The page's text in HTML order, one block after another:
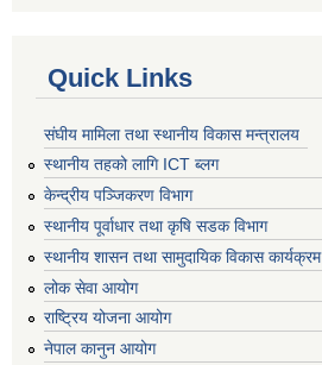
Quick Links
संघीय मामिला तथा स्थानीय विकास मन्त्रालय
स्थानीय तहको लागि ICT ब्लग
केन्द्रीय पञ्जिकरण विभाग
स्थानीय पूर्वाधार तथा कृषि सडक विभाग
स्थानीय शासन तथा सामुदायिक विकास कार्यक्रम
लोक सेवा आयोग
राष्ट्रिय योजना आयोग
नेपाल कानुन आयोग